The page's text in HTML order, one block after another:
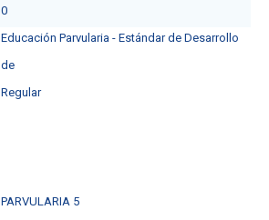
0
Educación Parvularia - Estándar de Desarrollo
de
Regular
PARVULARIA 5